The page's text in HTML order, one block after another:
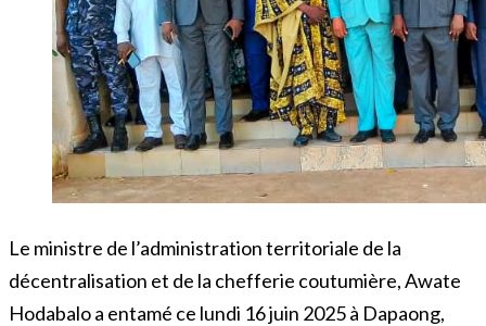
Le ministre de l’administration territoriale de la
décentralisation et de la chefferie coutumière, Awate
Hodabalo a entamé ce lundi 16 juin 2025 à Dapaong,